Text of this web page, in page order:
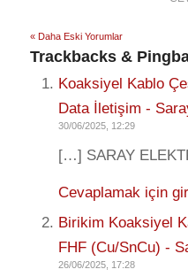
« Daha Eski Yorumlar
Trackbacks &
Koaksiyel Kablo
Data İletişim -
30/06/2025, 12:29
[…] SARAY
Cevaplamak için
Birikim Koaksiyel
FHF (Cu/SnCu) -
26/06/2025, 17:28